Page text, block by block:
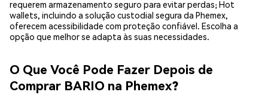
requerem armazenamento seguro para evitar perdas; Hot
wallets, incluindo a solução custodial segura da Phemex,
oferecem acessibilidade com proteção confiável. Escolha a
opção que melhor se adapta às suas necessidades.
O Que Você Pode Fazer Depois de
Comprar BARIO na Phemex?